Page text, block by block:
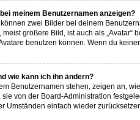
meinem Benutzernamen anzeigen?
zwei Bilder bei deinem
größere Bild, ist auch als
benutzen können. Wenn du
wie kann ich ihn ändern?
Benutzernamen stehen, zeigen an,
sie von der Board-Administration
Umständen einfach wieder